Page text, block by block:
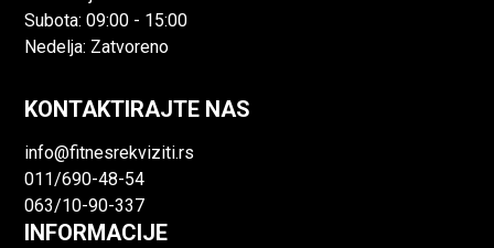
Subota: 09:00 - 15:00
Nedelja: Zatvoreno
KONTAKTIRAJTE NAS
info@fitnesrekviziti.rs
011/690-48-54
063/10-90-337
INFORMACIJE